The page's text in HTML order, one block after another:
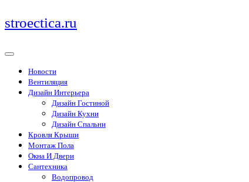
Перейти
к
stroectica.ru
Новости
Вентиляция
Дизайн Интерьера
Дизайн Гостиной
Дизайн Кухни
Дизайн Спальни
Кровля Крыши
Монтаж Пола
Окна И Двери
Сантехника
Водопровод